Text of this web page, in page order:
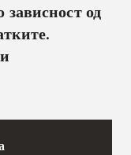
од